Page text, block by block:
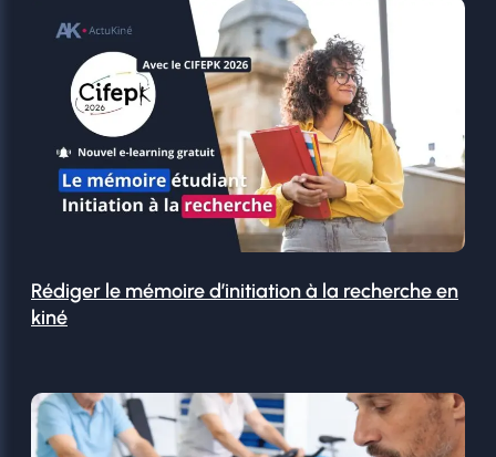
Rédiger le mémoire d’initiation à la recherche en
kiné